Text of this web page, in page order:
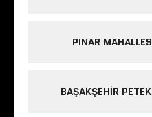
PINAR
BAŞAKŞEHIR